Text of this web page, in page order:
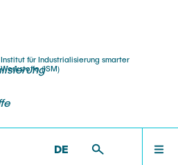
Institut für Industrialisierung smarter
Werkstoffe (ISM)
DE